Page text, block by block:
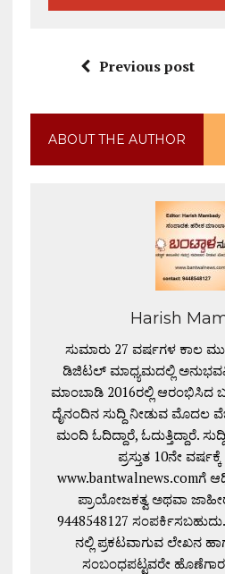
Previous post
ABOUT THE AUTHOR
Harish
ಸುಮಾರು 27 ವರ್ಷಗಳ ಕಾಲ
ಡಿಜಿಟಲ್ ಮಾಧ್ಯಮದಲ್ಲಿ
ಮಾಂಬಾಡಿ 2016ರಲ್ಲಿ ಆರಂಭಿಸಿದ
ದೈನಂದಿನ ಸುದ್ದಿ ನೀಡುವ ಮೊದಲ
ಮಂದಿ ಓದಿದ್ದಾರೆ, ಓದುತ್ತಿದ್ದಾರೆ.
ಪ್ರಸ್ತುತ 10ನೇ
www.bantwalnews.comಗೆ
ಪ್ರಾಯೋಜಕತ್ವ ಅಥವಾ
9448548127
ನಲ್ಲಿ ಪ್ರಕಟವಾಗುವ ಲೇಖನ
ಸಂಬಂಧಪಟ್ಟವರೇ